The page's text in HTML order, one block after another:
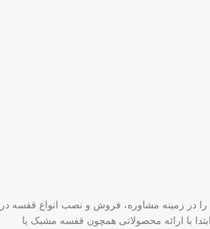
را در زمینه مشاوره، فروش و نصب انواع قفسه در
در ابتدا با ارائه محصولاتی همچون قفسه مشبک یا